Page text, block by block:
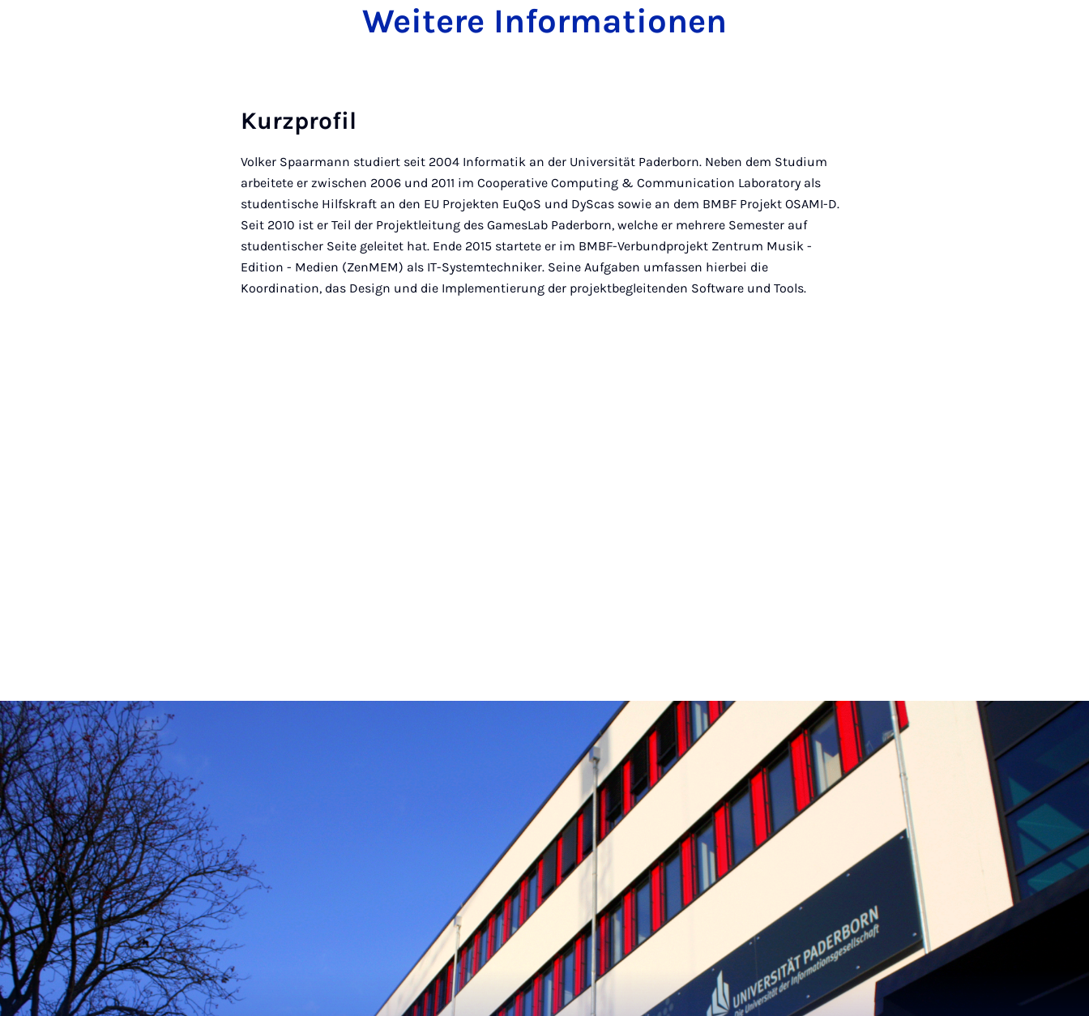
Weitere Informationen
Kurzprofil
Volker Spaarmann studiert seit 2004 Informatik an der Universität Paderborn. Neben dem Studium
arbeitete er zwischen 2006 und 2011 im Cooperative Computing & Communication Laboratory als
studentische Hilfskraft an den EU Projekten EuQoS und DyScas sowie an dem BMBF Projekt OSAMI-D.
Seit 2010 ist er Teil der Projektleitung des GamesLab Paderborn, welche er mehrere Semester auf
studentischer Seite geleitet hat. Ende 2015 startete er im BMBF-Verbundprojekt Zentrum Musik -
Edition - Medien (ZenMEM) als IT-Systemtechniker. Seine Aufgaben umfassen hierbei die
Koordination, das Design und die Implementierung der projektbegleitenden Software und Tools.